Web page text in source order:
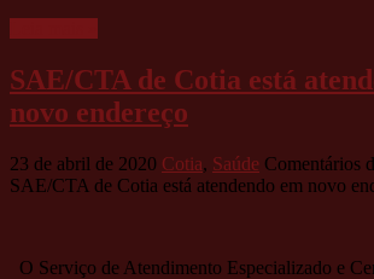
SAE/CTA de Cotia está
novo endereço
23 de abril de 2020 Cotia, Saúde Comentários
SAE/CTA de Cotia está atendendo em novo
O Serviço de Atendimento Especializado e